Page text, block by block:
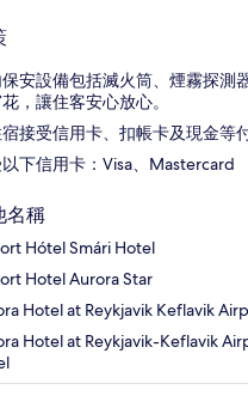
安設備包括滅火筒、煙霧探測
，讓住客安心放心。
接受信用卡、扣帳卡及現金等
下信用卡：Visa、Mastercard
名稱
Hótel Smári Hotel
Hotel Aurora Star
Hotel at Reykjavik Keflavik
Hotel at Reykjavik-Keflavik